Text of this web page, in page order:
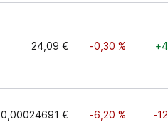
24,09 € -0,30 %
0,00024691 € -6,20 % -